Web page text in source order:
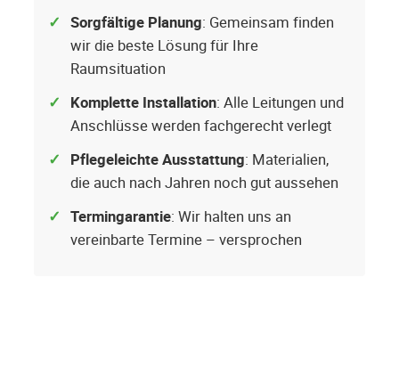
Sorgfältige Planung: Gemeinsam finden
wir die beste Lösung für Ihre
Raumsituation
Komplette Installation: Alle Leitungen und
Anschlüsse werden fachgerecht verlegt
Pflegeleichte Ausstattung: Materialien,
die auch nach Jahren noch gut aussehen
Termingarantie: Wir halten uns an
vereinbarte Termine – versprochen